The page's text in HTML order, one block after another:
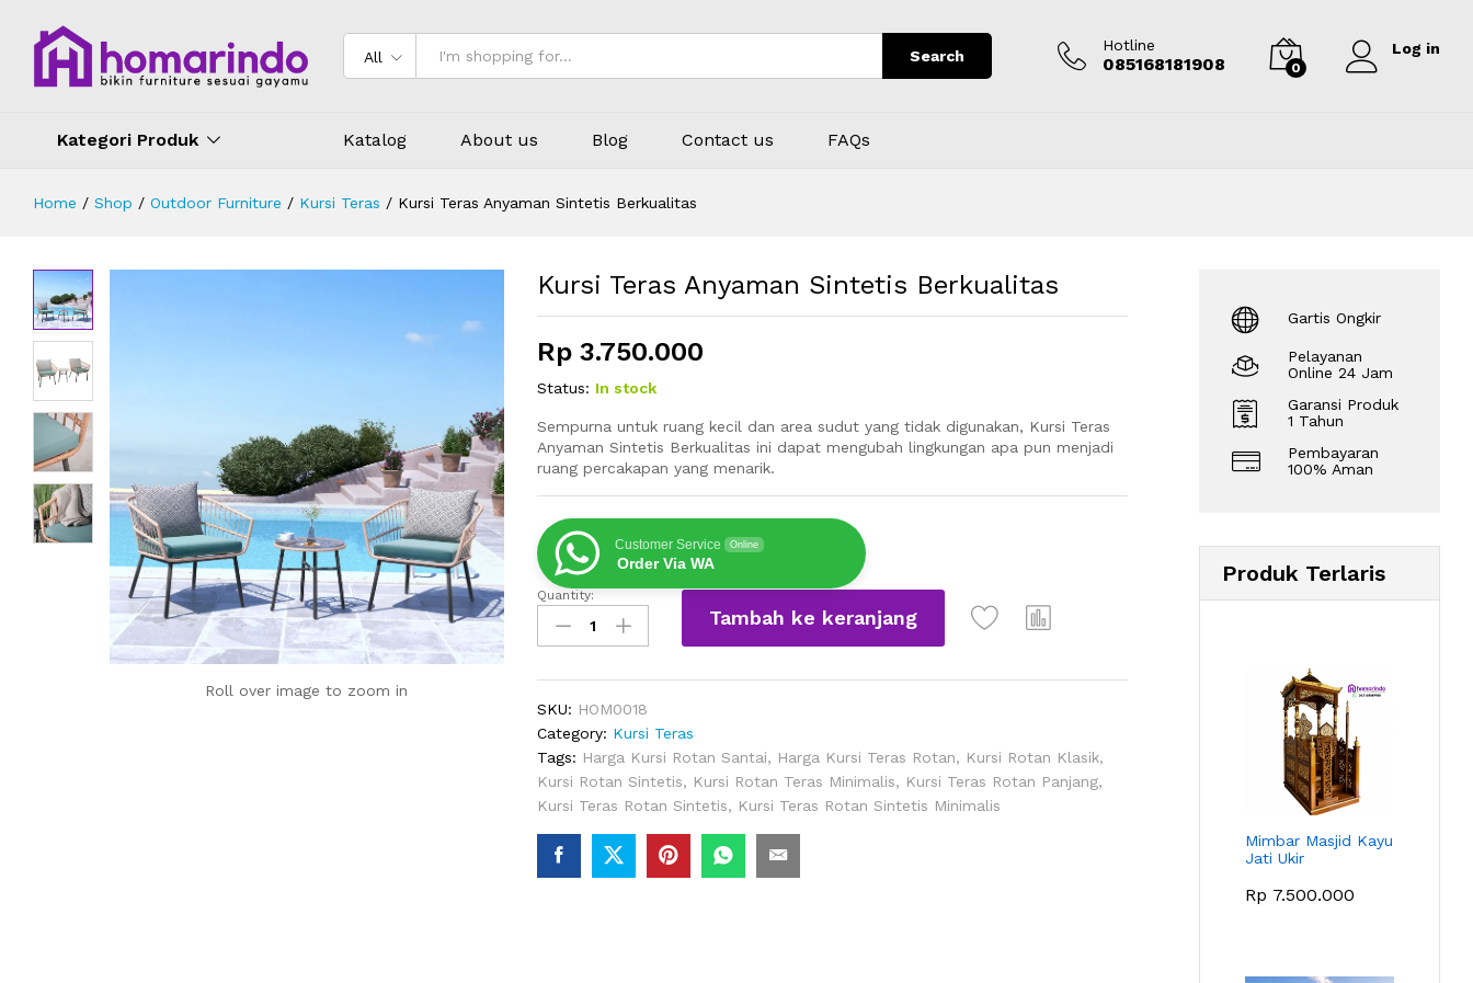
All Search
Hotline
085168181908 0
Log in
Kategori Produk Katalog About us Blog Contact us FAQs
Home / Shop / Outdoor Furniture / Kursi Teras / Kursi Teras Anyaman Sintetis Berkualitas
Roll over image to zoom in
Kursi Teras Anyaman Sintetis Berkualitas
Rp3.750.000
Status: In stock
Sempurna untuk ruang kecil dan area sudut yang tidak digunakan, Kursi Teras
Anyaman Sintetis Berkualitas ini dapat mengubah lingkungan apa pun menjadi
ruang percakapan yang menarik.
Customer Service Online
Order Via WA
Kursi
Teras
Anyaman
quantity
Quantity:
Tambah ke keranjang
SKU: HOM0018
Category: Kursi Teras
Tags: Harga Kursi Rotan Santai, Harga Kursi Teras Rotan, Kursi Rotan Klasik,
Kursi Rotan Sintetis, Kursi Rotan Teras Minimalis, Kursi Teras Rotan Panjang,
Kursi Teras Rotan Sintetis, Kursi Teras Rotan Sintetis Minimalis
Gartis Ongkir
Pelayanan
Online 24 Jam
Garansi Produk
1 Tahun
Pembayaran
100% Aman
Produk Terlaris
Mimbar Masjid Kayu
Jati Ukir
Rp 7.500.000
Ulasan (0)